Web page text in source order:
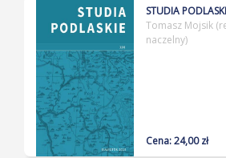
STUDIA
Tomasz Mojsik
naczelny)
Cena: 24,00 zł